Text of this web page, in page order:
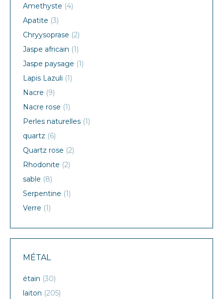
Amethyste (4)
Apatite (3)
Chryysoprase (2)
Jaspe africain (1)
Jaspe paysage (1)
Lapis Lazuli (1)
Nacre (9)
Nacre rose (1)
Perles naturelles (1)
quartz (6)
Quartz rose (2)
Rhodonite (2)
sable (8)
Serpentine (1)
Verre (1)
MÉTAL
étain (30)
laiton (205)